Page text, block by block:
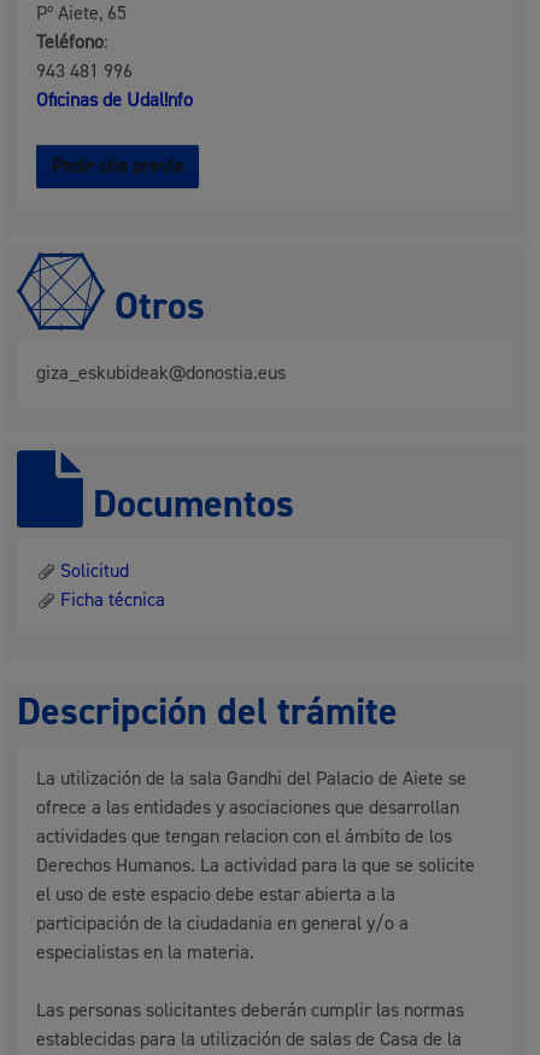
Pº Aiete, 65
Teléfono:
943 481 996
Oficinas de Udal!nfo
Pedir cita previa
Otros
giza_eskubideak@donostia.eus
Documentos
Solicitud
Ficha técnica
Descripción del trámite
La utilización de la sala Gandhi del Palacio de Aiete se
ofrece a las entidades y asociaciones que desarrollan
actividades que tengan relacion con el ámbito de los
Derechos Humanos. La actividad para la que se solicite
el uso de este espacio debe estar abierta a la
participación de la ciudadania en general y/o a
especialistas en la materia.
Las personas solicitantes deberán cumplir las normas
establecidas para la utilización de salas de Casa de la